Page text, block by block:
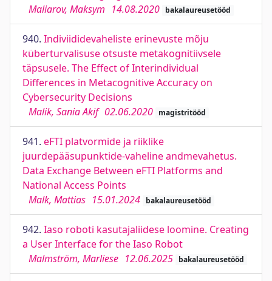
Maliarov, Maksym 14.08.2020 bakalaureusetööd
940. Indiviididevaheliste erinevuste mõju
küberturvalisuse otsuste metakognitiivsele
täpsusele. The Effect of Interindividual
Differences in Metacognitive Accuracy on
Cybersecurity Decisions
Malik, Sania Akif 02.06.2020 magistritööd
941. eFTI platvormide ja riiklike
juurdepääsupunktide-vaheline andmevahetus.
Data Exchange Between eFTI Platforms and
National Access Points
Malk, Mattias 15.01.2024 bakalaureusetööd
942. Iaso roboti kasutajaliidese loomine. Creating
a User Interface for the Iaso Robot
Malmström, Marliese 12.06.2025 bakalaureusetööd